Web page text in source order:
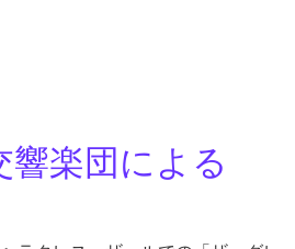
楽団による